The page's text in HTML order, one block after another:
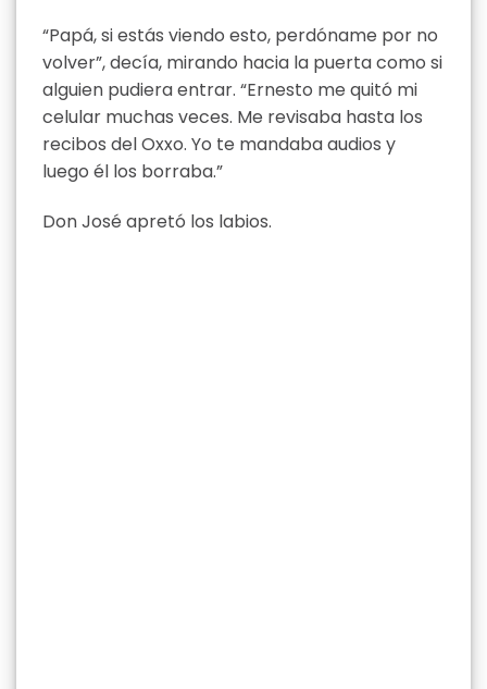
“Papá, si estás viendo esto, perdóname por no
volver”, decía, mirando hacia la puerta como si
alguien pudiera entrar. “Ernesto me quitó mi
celular muchas veces. Me revisaba hasta los
recibos del Oxxo. Yo te mandaba audios y
luego él los borraba.”
Don José apretó los labios.